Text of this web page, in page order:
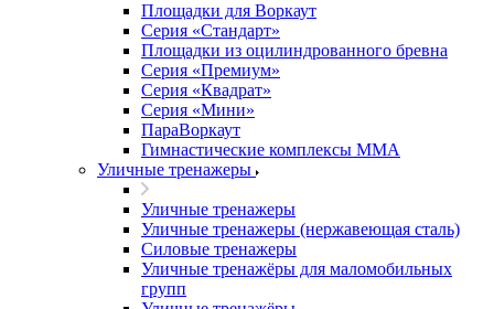
Площадки для Воркаут
Серия «Стандарт»
Площадки из оцилиндрованного бревна
Серия «Премиум»
Серия «Квадрат»
Серия «Мини»
ПараВоркаут
Гимнастические комплексы ММА
Уличные тренажеры
Уличные тренажеры
Уличные тренажеры (нержавеющая сталь)
Силовые тренажеры
Уличные тренажёры для маломобильных
групп